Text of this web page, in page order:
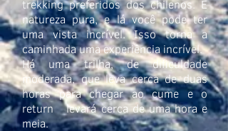
trekking preferidos dos chilenos. É
natureza pura, e lá você pode ter
uma vista incrível. Isso torna a
caminhada uma experiência incrível.
Há uma trilha, de dificuldade
moderada, que leva cerca de duas
horas para chegar ao cume e o
return levará cerca de uma hora e
meia.